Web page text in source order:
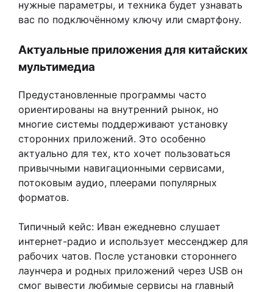
нужные параметры, и техника будет узнавать
вас по подключённому ключу или смартфону.
Актуальные приложения для китайских
мультимедиа
Предустановленные программы часто
ориентированы на внутренний рынок, но
многие системы поддерживают установку
сторонних приложений. Это особенно
актуально для тех, кто хочет пользоваться
привычными навигационными сервисами,
потоковым аудио, плеерами популярных
форматов.
Типичный кейс: Иван ежедневно слушает
интернет-радио и использует мессенджер для
рабочих чатов. После установки стороннего
лаунчера и родных приложений через USB он
смог вывести любимые сервисы на главный